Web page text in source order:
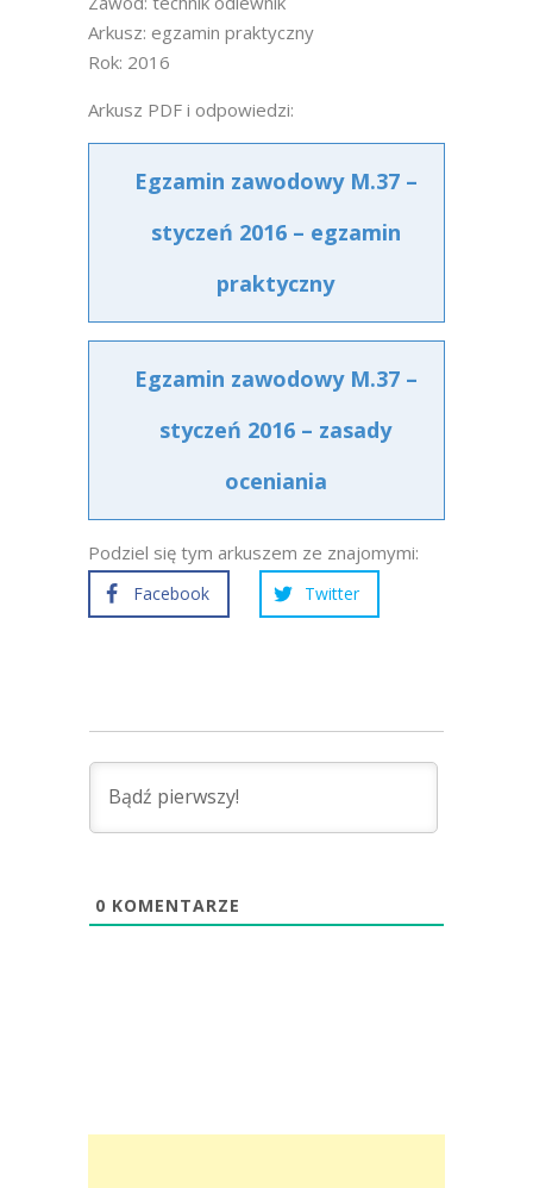
Arkusz: egzamin praktyczny
Rok: 2016
Arkusz PDF i odpowiedzi:
Egzamin zawodowy M.37 –
styczeń 2016 – egzamin
praktyczny
Egzamin zawodowy M.37 –
styczeń 2016 – zasady
oceniania
Podziel się tym arkuszem ze znajomymi:
Facebook Twitter
0 KOMENTARZE